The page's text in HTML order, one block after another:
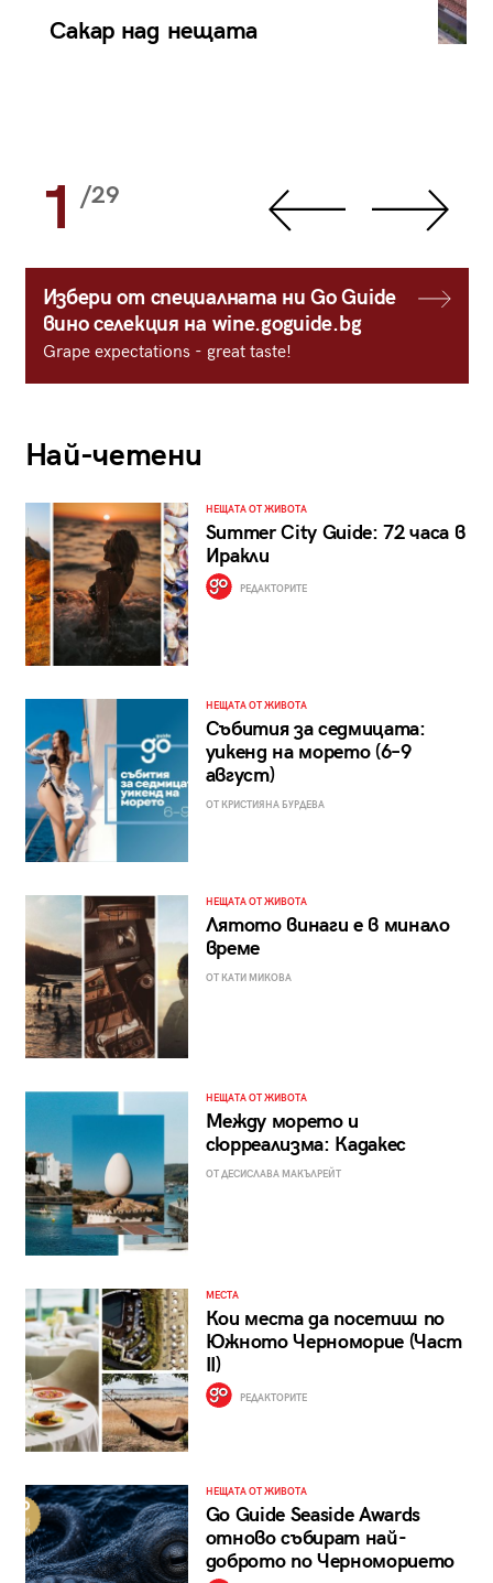
Сакар над нещата
1 /29
Избери от специалната ни Go Guide
вино селекция на wine.goguide.bg
Grape expectations - great taste!
Най-четени
НЕЩАТА ОТ ЖИВОТА
Summer City Guide: 72 часа в
Иракли
РЕДАКТОРИТЕ
НЕЩАТА ОТ ЖИВОТА
Събития за седмицата:
уикенд на морето (6–9
август)
ОТ КРИСТИЯНА БУРДЕВА
НЕЩАТА ОТ ЖИВОТА
Лятото винаги е в минало
време
ОТ КАТИ МИКОВА
НЕЩАТА ОТ ЖИВОТА
Между морето и
сюрреализма: Кадакес
ОТ ДЕСИСЛАВА МАКЪЛРЕЙТ
МЕСТА
Кои места да посетиш по
Южното Черноморие (Част
II)
РЕДАКТОРИТЕ
НЕЩАТА ОТ ЖИВОТА
Go Guide Seaside Awards
отново събират най-
доброто по Черноморието